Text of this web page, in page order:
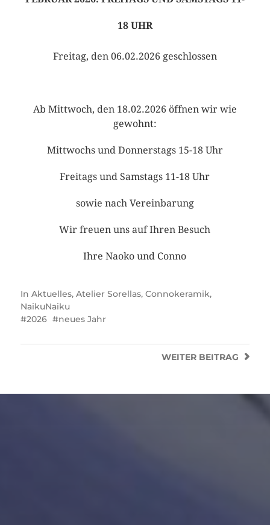
18 UHR
Freitag, den 06.02.2026 geschlossen
Ab Mittwoch, den 18.02.2026 öffnen wir wie
gewohnt:
Mittwochs und Donnerstags 15-18 Uhr
Freitags und Samstags 11-18 Uhr
sowie nach Vereinbarung
Wir freuen uns auf Ihren Besuch
Ihre Naoko und Conno
In Aktuelles, Atelier Sorellas, Connokeramik,
NaikuNaiku
2026
neues Jahr
WEITER BEITRAG